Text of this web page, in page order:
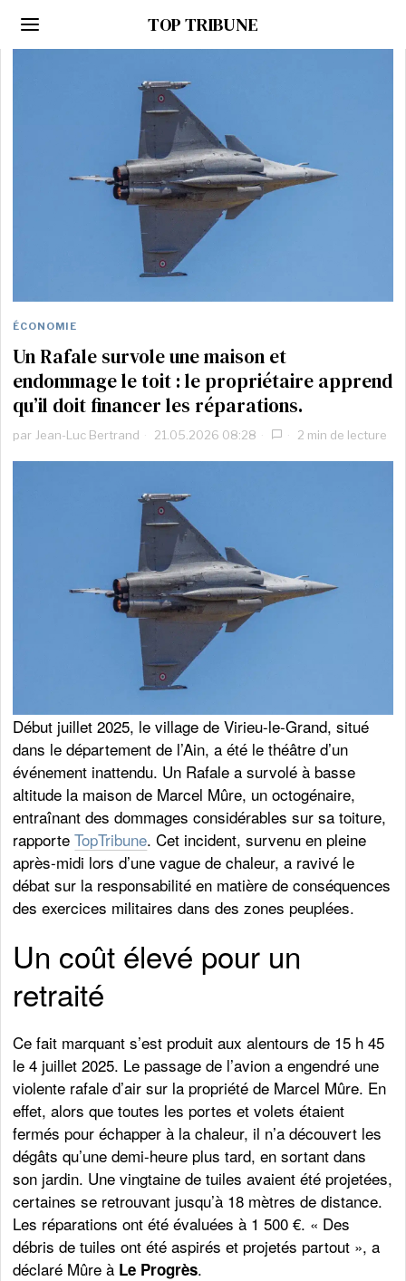
TOP TRIBUNE
ÉCONOMIE
Un Rafale survole une maison et
endommage le toit : le propriétaire apprend
qu’il doit financer les réparations.
par Jean-Luc Bertrand 21.05.2026 08:28 2 min de lecture
Début juillet 2025, le village de Virieu-le-Grand, situé
dans le département de l’Ain, a été le théâtre d’un
événement inattendu. Un Rafale a survolé à basse
altitude la maison de Marcel Mûre, un octogénaire,
entraînant des dommages considérables sur sa toiture,
rapporteTopTribune. Cet incident, survenu en pleine
après-midi lors d’une vague de chaleur, a ravivé le
débat sur la responsabilité en matière de conséquences
des exercices militaires dans des zones peuplées.
Un coût élevé pour un
retraité
Ce fait marquant s’est produit aux alentours de 15 h 45
le 4 juillet 2025. Le passage de l’avion a engendré une
violente rafale d’air sur la propriété de Marcel Mûre. En
effet, alors que toutes les portes et volets étaient
fermés pour échapper à la chaleur, il n’a découvert les
dégâts qu’une demi-heure plus tard, en sortant dans
son jardin. Une vingtaine de tuiles avaient été projetées,
certaines se retrouvant jusqu’à 18 mètres de distance.
Les réparations ont été évaluées à 1 500 €. « Des
débris de tuiles ont été aspirés et projetés partout », a
déclaré Mûre à Le Progrès.